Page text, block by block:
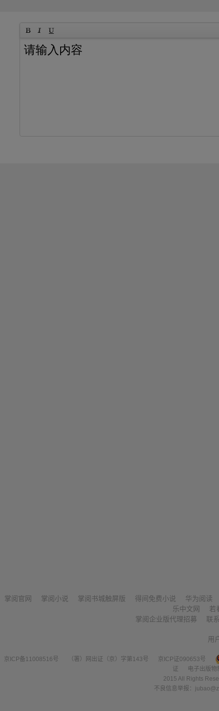
掌阅官网 掌阅小说 掌阅书城触屏版 得间免费小说
华为阅读
乐中文网
若
掌阅企业版代理招募
联
用
京ICP备11008516号 （署）网出证（京）字第143号
京ICP证090653号
证
电子出版
2015 All Rights
不良信息举报：